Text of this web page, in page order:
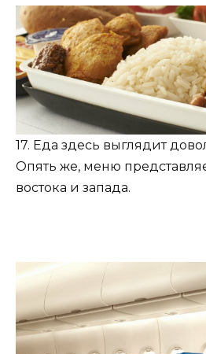
17. Еда здесь выглядит
Опять же, меню
востока и запада.